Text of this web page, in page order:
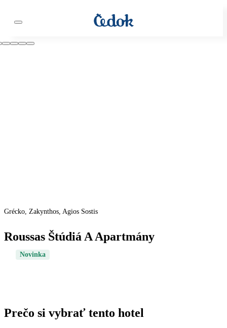
Grécko, Zakynthos, Agios Sostis
Roussas Štúdiá A Apartmány
Novinka
Prečo si vybrať tento hotel